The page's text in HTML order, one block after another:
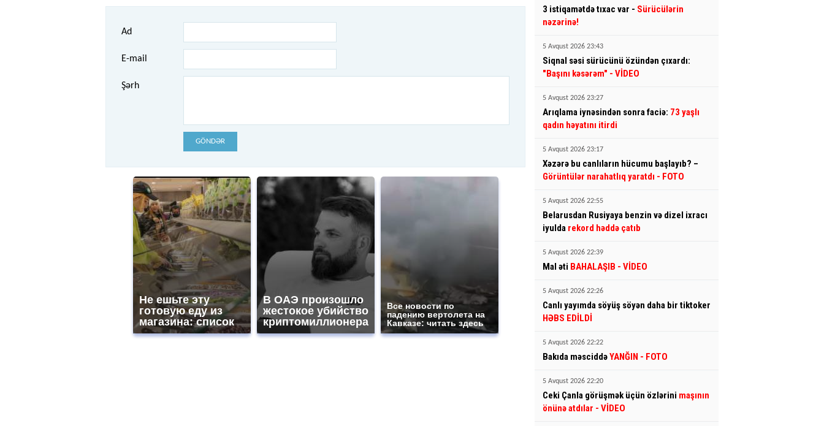
Ad
E-mail
Şərh
GÖNDƏR
Не ешьте эту
готовую еду из
магазина: список
В ОАЭ произошло
жестокое убийство
криптомиллионера
Все новости по
падению вертолета на
Кавказе: читать здесь
3 istiqamətdə tıxac var - Sürücülərin
nəzərinə!
5 Avqust 2026 23:43
Siqnal səsi sürücünü özündən çıxardı:
"Başını kəsərəm" - VİDEO
5 Avqust 2026 23:27
Arıqlama iynəsindən sonra faciə: 73 yaşlı
qadın həyatını itirdi
5 Avqust 2026 23:17
Xəzərə bu canlıların hücumu başlayıb? –
Görüntülər narahatlıq yaratdı - FOTO
5 Avqust 2026 22:55
Belarusdan Rusiyaya benzin və dizel ixracı
iyulda rekord həddə çatıb
5 Avqust 2026 22:39
Mal əti BAHALAŞIB - VİDEO
5 Avqust 2026 22:26
Canlı yayımda söyüş söyən daha bir tiktoker
HƏBS EDİLDİ
5 Avqust 2026 22:22
Bakıda məsciddəYANĞIN - FOTO
5 Avqust 2026 22:20
Ceki Çanla görüşmək üçün özlərini maşının
önünə atdılar - VİDEO